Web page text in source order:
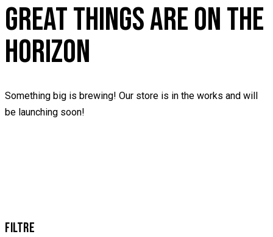
GREAT THINGS ARE ON THE
HORIZON
Something big is brewing! Our store is in the works and will
be launching soon!
FILTRE